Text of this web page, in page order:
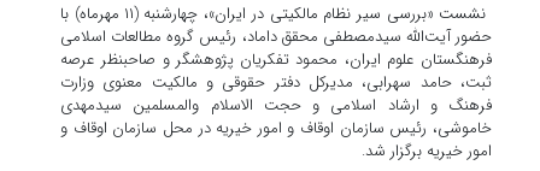
نشست «بررسی سیر نظام مالکیتی در ایران»، چهارشنبه (۱۱ مهرماه) با
حضور آیت‌الله سیدمصطفی محقق داماد، رئیس گروه مطالعات اسلامی
فرهنگستان علوم ایران، محمود تفکریان پژوهشگر و صاحبنظر عرصه
ثبت، حامد سهرابی، مدیرکل دفتر حقوقی و مالکیت معنوی وزارت
فرهنگ و ارشاد اسلامی و حجت الاسلام والمسلمین سیدمهدی
خاموشی، رئیس سازمان اوقاف و امور خیریه در محل سازمان اوقاف و
امور خیریه برگزار شد.